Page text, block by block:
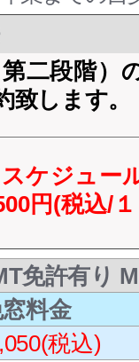
二段階）
します。
ケジュー
円(税込/
免許有り
料金
税込)